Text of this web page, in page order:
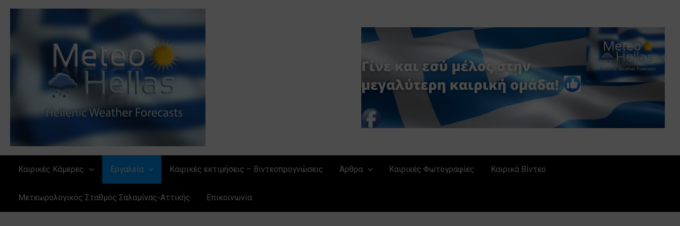
Μετάβαση
Καιρικές Κάμερες Εργαλεία Καιρικές εκτιμήσεις – Βιντεοπρογνώσεις Άρθρα Καιρικές Φωτογραφίες Καιρικά Βίντεο
Μετεωρολογικός Σταθμός Σαλαμίνας-Αττικής Επικοινωνία